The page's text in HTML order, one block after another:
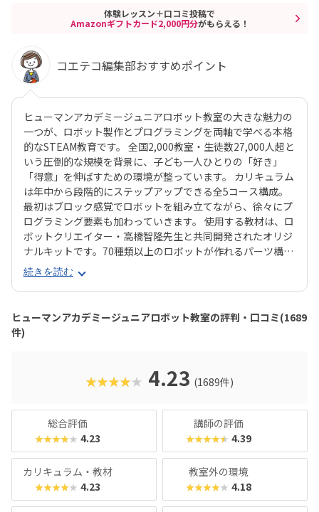
体験レッスン＋口コミ投稿で
Amazonギフトカード2,000円分がもらえる！
コエテコ編集部おすすめポイント
ヒューマンアカデミージュニアロボット教室の大きな魅力の
一つが、ロボット製作とプログラミングを両軸で学べる本格
的なSTEAM教育です。 全国2,000教室・生徒数27,000人超と
いう圧倒的な規模を背景に、子ども一人ひとりの「好き」
「得意」を伸ばすための環境が整っています。 カリキュラム
は年中から段階的にステップアップできる全5コース構成。
最初はブロック感覚でロボットを組み立てながら、徐々にプ
ログラミング要素も加わっていきます。 使用する教材は、ロ
ボットクリエイター・高橋智隆先生と共同開発されたオリジ
ナルキットです。70種類以上のロボットが作れるパーツ構成
で、飽きずに続けやすい点も特徴です。 月2回の90分授業で
は、ロボットを完成させる「基本製作」と、オリジナル改造
に挑戦する「応用実践」を繰り返す設計。子どもたちは毎
回、新しい達成感と成長を実感できる仕組みになっていま
す。 自ら考え、試行錯誤しながらロボットを動かす経験は、
創造力や論理的思考力を育むだけでなく、学ぶ楽しさそのも
続きを読む
ヒューマンアカデミージュニアロボット教室の評判・口コミ(1689
件)
★★★★★ 4.23 (1689件)
総合評価
★★★★★ 4.23
講師の評価
★★★★★ 4.39
カリキュラム・教材
★★★★★ 4.23
教室外の環境
★★★★★ 4.18